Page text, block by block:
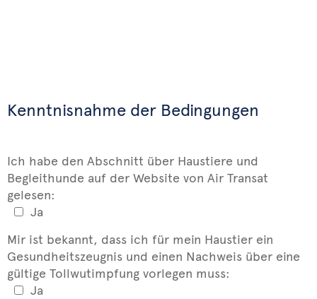
Kenntnisnahme der Bedingungen
Ich habe den Abschnitt über Haustiere und
Begleithunde auf der Website von Air Transat
gelesen:
Ja
Mir ist bekannt, dass ich für mein Haustier ein
Gesundheitszeugnis und einen Nachweis über eine
gültige Tollwutimpfung vorlegen muss:
Ja